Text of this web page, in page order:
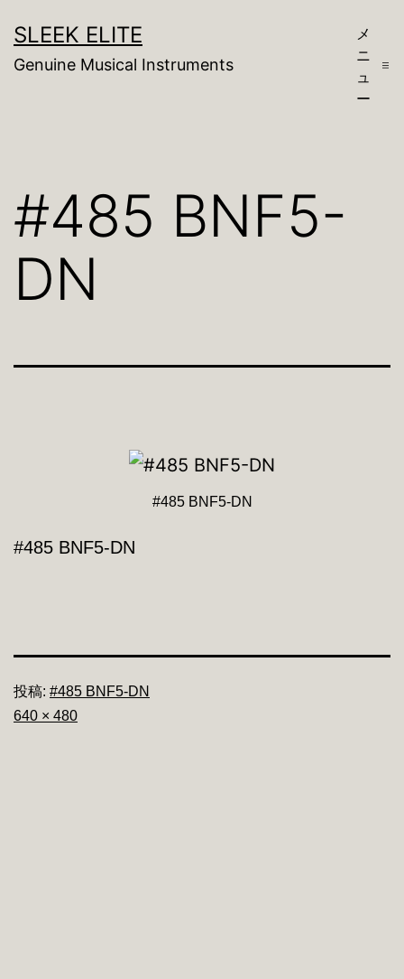
ン
テ
キ
SLEEK ELITE
Genuine Musical Instruments
メ
ニ
ュ
ー
#485 BNF5-
DN
#485 BNF5-DN
#485 BNF5-DN
投稿: #485 BNF5-DN
フ
640 × 480